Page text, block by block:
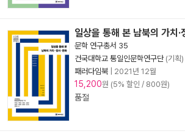
일상을 통해 본 남북의 가치·
문학 연구총서 35
건국대학교 통일인문학연구단(기획)
패러다임북
2021년 12월
15,200원 (5% 할인 / 800원)
품절